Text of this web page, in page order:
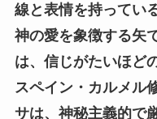
線と表情を持ってい
神の愛を象徴する矢
は、信じがたいほど
スペイン・カルメル
サは、神秘主義的で